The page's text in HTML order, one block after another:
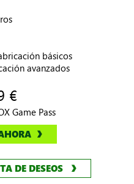
básicos
avanzados
€
Game Pass
DE DESEOS